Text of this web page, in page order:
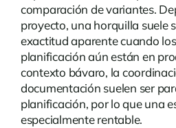
comparación de variantes.
proyecto, una horquilla suele
exactitud aparente cuando
planificación aún están en
contexto bávaro, la
documentación suelen ser
planificación, por lo que una
especialmente rentable.